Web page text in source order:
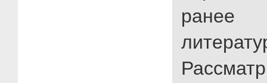
ранее